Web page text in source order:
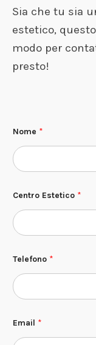
Sia che tu sia
estetico,
modo per
presto!
Nome *
Centro Estetico *
Telefono *
S
Email *